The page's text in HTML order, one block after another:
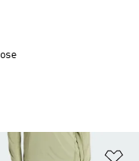
hinzufügen